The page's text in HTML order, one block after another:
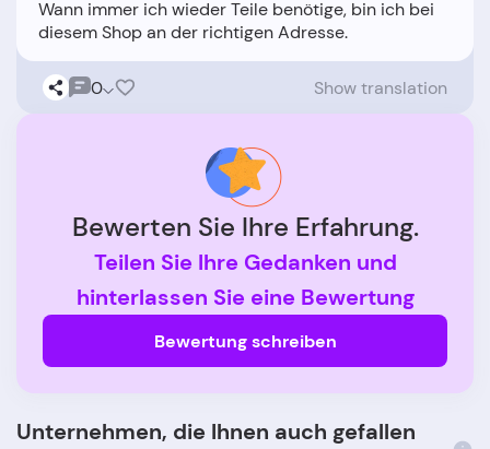
Wann immer ich wieder Teile benötige, bin ich bei
0 Show translation
Bewerten Sie Ihre Erfahrung.
Teilen Sie Ihre Gedanken und
hinterlassen Sie eine Bewertung
Bewertung schreiben
Unternehmen, die Ihnen auch gefallen